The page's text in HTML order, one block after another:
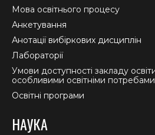
Мова освітнього процесу
Анкетування
Анотації вибіркових дисциплін
Лабораторії
Умови доступності закладу
особливими освітніми потребами
Освітні програми
НАУКА